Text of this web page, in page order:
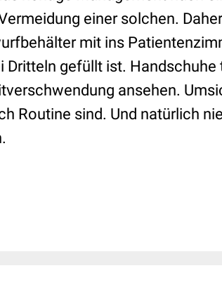
einer solchen.
mit ins
Dritteln gefüllt ist. Handschuhe
ansehen.
Routine sind. Und natürlich